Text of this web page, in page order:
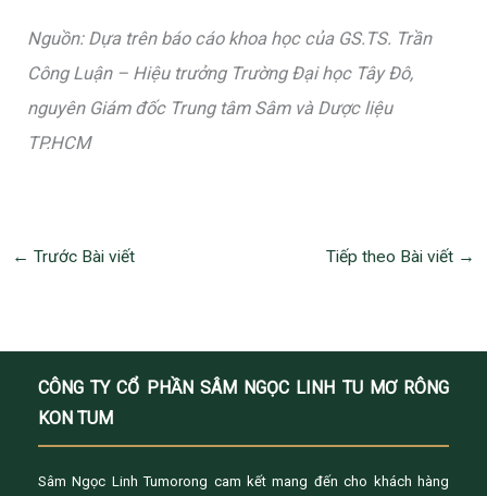
Nguồn: Dựa trên báo cáo khoa học của GS.TS. Trần
Công Luận – Hiệu trưởng Trường Đại học Tây Đô,
nguyên Giám đốc Trung tâm Sâm và Dược liệu
TP.HCM
← Trước Bài viết Tiếp theo Bài viết →
CÔNG TY CỔ PHẦN SÂM NGỌC LINH TU MƠ RÔNG
KON TUM
Sâm Ngọc Linh Tumorong cam kết mang đến cho khách hàng